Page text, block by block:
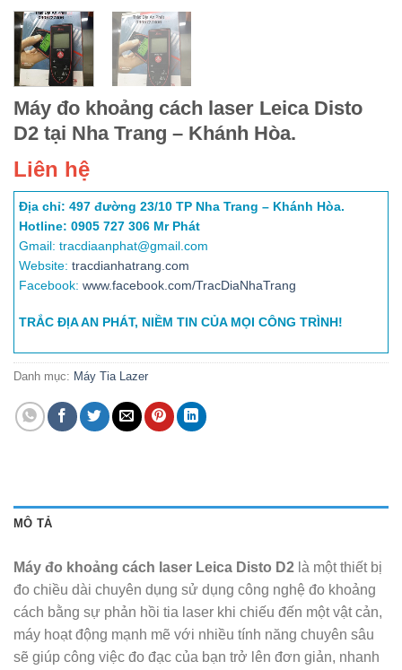
Máy đo khoảng cách laser Leica Disto
D2 tại Nha Trang – Khánh Hòa.
Liên hệ
Địa chỉ: 497 đường 23/10 TP Nha Trang – Khánh Hòa.
Hotline: 0905 727 306 Mr Phát
Gmail: tracdiaanphat@gmail.com
Website: tracdianhatrang.com
Facebook: www.facebook.com/TracDiaNhaTrang
TRẮC ĐỊA AN PHÁT, NIỀM TIN CỦA MỌI CÔNG TRÌNH!
Danh mục: Máy Tia Lazer
MÔ TẢ
Máy đo khoảng cách laser Leica Disto D2 là một thiết bị
đo chiều dài chuyên dụng sử dụng công nghệ đo khoảng
cách bằng sự phản hồi tia laser khi chiếu đến một vật cản,
máy hoạt động mạnh mẽ với nhiều tính năng chuyên sâu
sẽ giúp công việc đo đạc của bạn trở lên đơn giản, nhanh